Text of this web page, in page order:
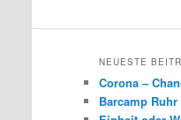
NEUESTE
Corona –
Barcamp Ruhr